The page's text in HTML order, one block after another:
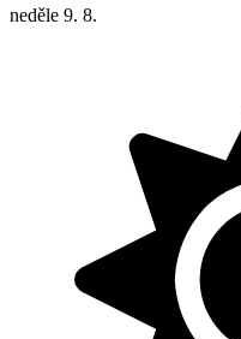
neděle 9. 8.